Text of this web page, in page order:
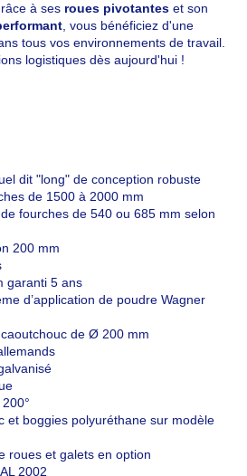
à ses roues pivotantes et son
, vous bénéficiez d'une
tous vos environnements de travail.
logistiques dès aujourd'hui !
dit "long" de conception robuste
de 1500 à 2000 mm
fourches de 540 ou 685 mm selon
200 mm
garanti 5 ans
d’application de poudre Wagner
de Ø 200 mm
et boggies polyuréthane sur modèle
roues et galets en option
2002